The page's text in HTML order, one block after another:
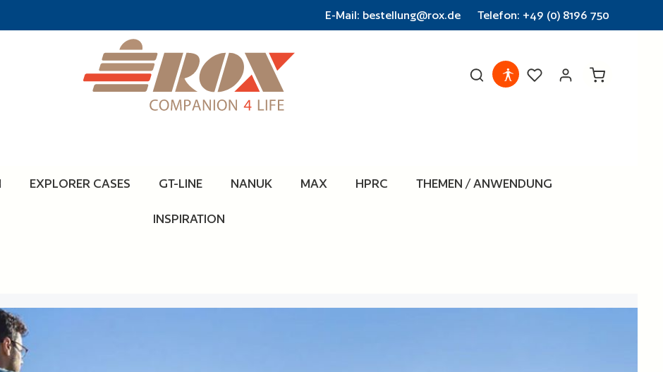
E-Mail: bestellung@rox.de Telefon: +49 (0) 8196 750
Warenkorb
EXPLORER CASES GT-LINE NANUK MAX HPRC THEMEN / ANWENDUNG
INSPIRATION